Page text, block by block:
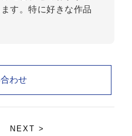
す。特に好きな作品
わせ
NEXT >